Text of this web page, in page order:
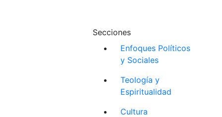
Secciones
Enfoques Políticos
y Sociales
Teología y
Espiritualidad
Cultura